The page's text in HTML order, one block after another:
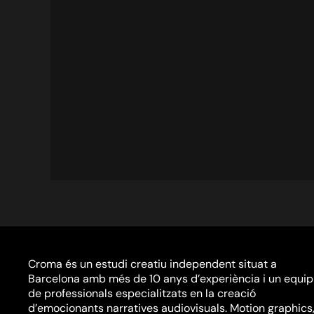
Croma és un estudi creatiu independent situat a
Barcelona amb més de 10 anys d’experiència i un equip
de professionals especialitzats en la creació
d’emocionants narratives audiovisuals. Motion graphics,